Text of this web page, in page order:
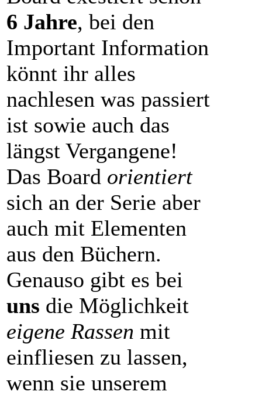
6 Jahre, bei den
Important Information
könnt ihr alles
nachlesen was passiert
ist sowie auch das
längst Vergangene!
Das Board orientiert
sich an der Serie aber
auch mit Elementen
aus den Büchern.
Genauso gibt es bei
uns die Möglichkeit
eigene Rassen mit
einfliesen zu lassen,
wenn sie unserem